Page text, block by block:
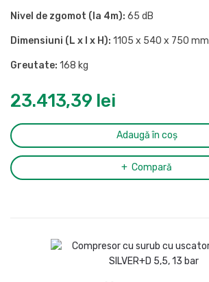
Nivel de zgomot (la 4m): 65 dB
Dimensiuni (L x l x H): 1105 x 540 x 750 mm
Greutate: 168 kg
23.413,39 lei
Adaugă în coș
Compară